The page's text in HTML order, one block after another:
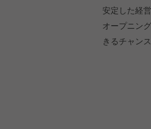
安定した経
オープニン
きるチャン